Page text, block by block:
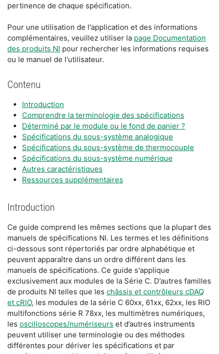
pertinence de chaque spécification.
Pour une utilisation de l'application et des informations
complémentaires, veuillez utiliser la page Documentation
des produits NI pour rechercher les informations requises
ou le manuel de l'utilisateur.
Contenu
Introduction
Comprendre la terminologie des spécifications
Déterminé par le module ou le fond de panier ?
Spécifications du sous-système analogique
Spécifications du sous-système de thermocouple
Spécifications du sous-système numérique
Autres caractéristiques
Ressources supplémentaires
Introduction
Ce guide comprend les mêmes sections que la plupart des
manuels de spécifications NI. Les termes et les définitions
ci-dessous sont répertoriés par ordre alphabétique et
peuvent apparaître dans un ordre différent dans les
manuels de spécifications. Ce guide s'applique
exclusivement aux modules de la Série C. D’autres familles
de produits NI telles que les châssis et contrôleurs cDAQ
et cRIO, les modules de la série C 60xx, 61xx, 62xx, les RIO
multifonctions série R 78xx, les multimètres numériques,
les oscilloscopes/numériseurs et d’autres instruments
peuvent utiliser une terminologie ou des méthodes
différentes pour dériver les spécifications et par